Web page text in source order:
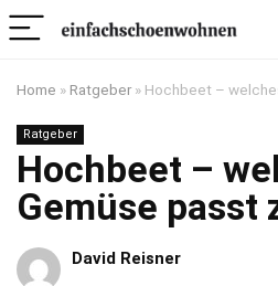
Home » Ratgeber» Hochbeet –
Ratgeber
Hochbeet –
Gemüse passt
David Reisner